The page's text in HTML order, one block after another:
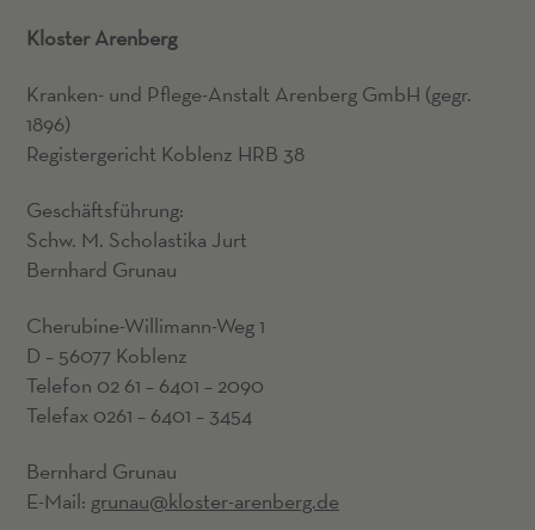
Kloster Arenberg
Kranken- und Pflege-Anstalt Arenberg GmbH (gegr.
1896)
Registergericht Koblenz HRB 38
Geschäftsführung:
Schw. M. Scholastika Jurt
Bernhard Grunau
Cherubine-Willimann-Weg 1
D – 56077 Koblenz
Telefon 02 61 – 6401 – 2090
Telefax 0261 – 6401 – 3454
Bernhard Grunau
E-Mail: grunau@kloster-arenberg.de